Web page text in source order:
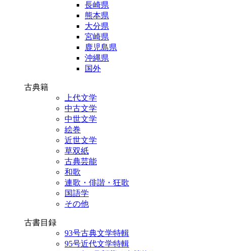
長崎県
熊本県
大分県
宮崎県
鹿児島県
沖縄県
国外
古典籍
上代文学
中古文学
中世文学
絵巻
近世文学
草双紙
古典芸能
和歌
連歌・俳諧・狂歌
国語学
その他
古書目録
93号古典文学特輯
95号近代文学特輯